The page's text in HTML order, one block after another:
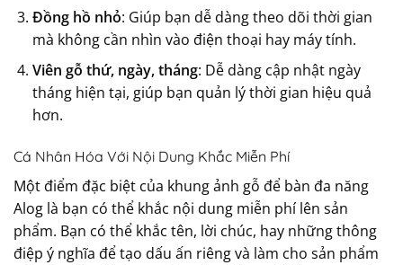
Đồng hồ nhỏ: Giúp bạn dễ dàng theo dõi thời gian
mà không cần nhìn vào điện thoại hay máy tính.
Viên gỗ thứ, ngày, tháng: Dễ dàng cập nhật ngày
tháng hiện tại, giúp bạn quản lý thời gian hiệu quả
hơn.
Cá Nhân Hóa Với Nội Dung Khắc Miễn Phí
Một điểm đặc biệt của khung ảnh gỗ để bàn đa năng
Alog là bạn có thể khắc nội dung miễn phí lên sản
phẩm. Bạn có thể khắc tên, lời chúc, hay những thông
điệp ý nghĩa để tạo dấu ấn riêng và làm cho sản phẩm